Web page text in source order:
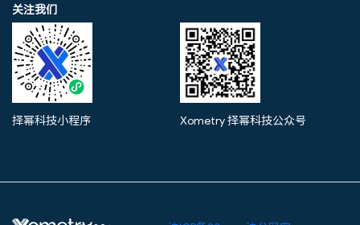
关注我们
择幂科技小程序 Xometry 择幂科技公众号